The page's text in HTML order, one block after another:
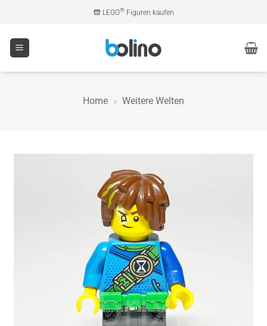
springen
LEGO®Figuren kaufen
Home » Weitere Welten